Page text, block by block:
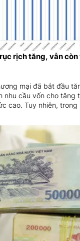
rịch tăng, vẫn
mại đã bắt đầu
nhu cầu vốn cho tăng
cao. Tuy nhiên, trong